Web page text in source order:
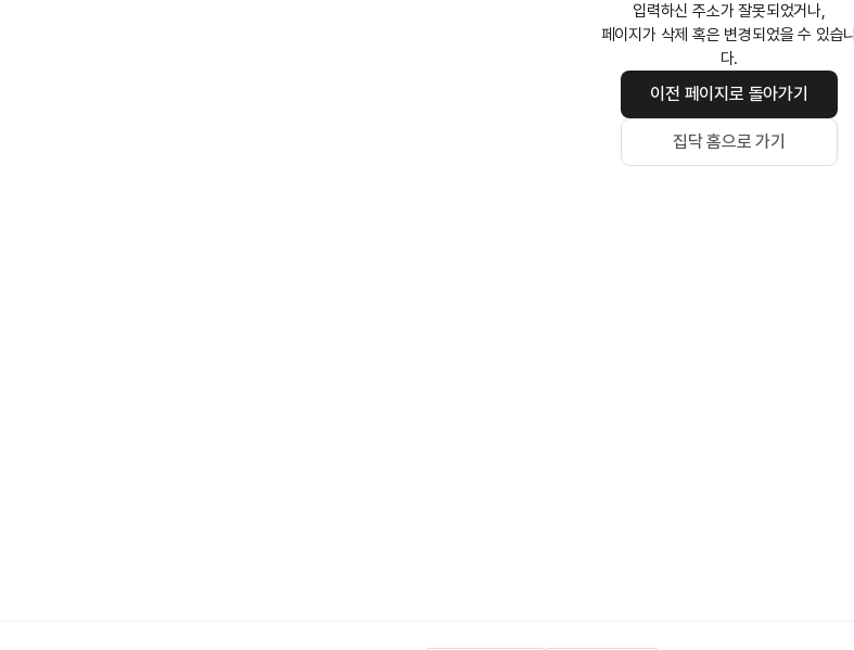
입력하신 주소가 잘못되었거나,
페이지가 삭제 혹은 변경되었을 수 있습니
다.
이전 페이지로 돌아가기
집닥 홈으로 가기